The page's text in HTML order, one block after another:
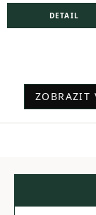
DETAIL
ZOBRAZIT